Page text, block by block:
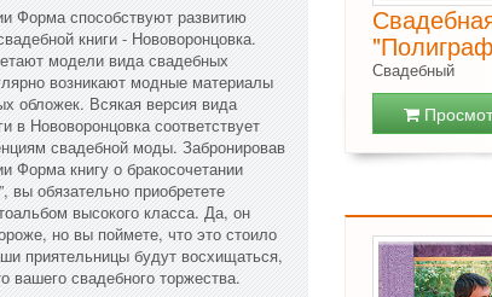
Форма способствуют развитию
книги - Нововоронцовка.
модели вида свадебных
возникают модные материалы
обложек. Всякая версия вида
в Нововоронцовка соответствует
свадебной моды. Забронировав
Форма книгу о бракосочетании
вы обязательно приобретете
высокого класса. Да, он
но вы поймете, что это стоило
приятельницы будут восхищаться,
вашего свадебного торжества.
Свадебный